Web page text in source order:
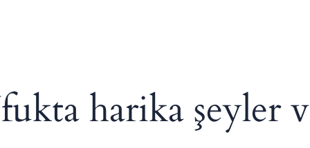
harika şeyler